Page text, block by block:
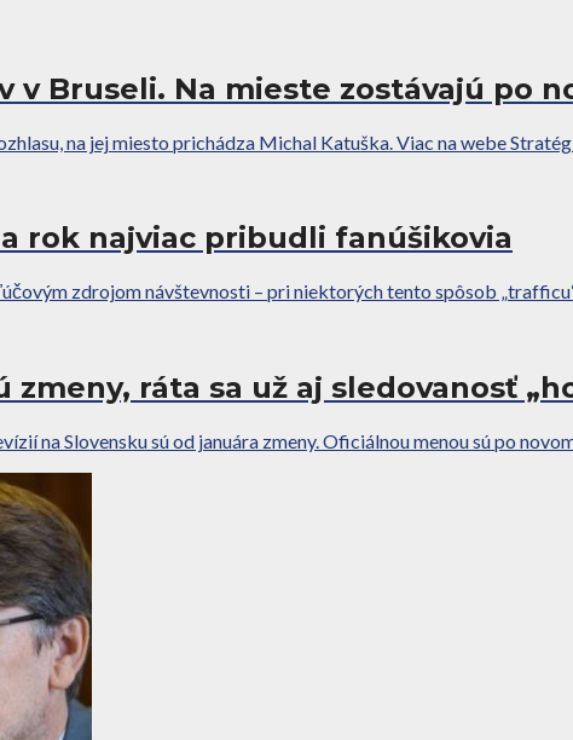
v Bruseli. Na mieste zostávajú po
na jej miesto prichádza Michal Katuška. Viac na webe
rok najviac pribudli fanúšikovia
zdrojom návštevnosti – pri niektorých tento spôsob
ráta sa už aj sledovanosť
na Slovensku sú od januára zmeny. Oficiálnou menou sú po